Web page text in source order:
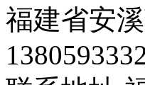
福建省安